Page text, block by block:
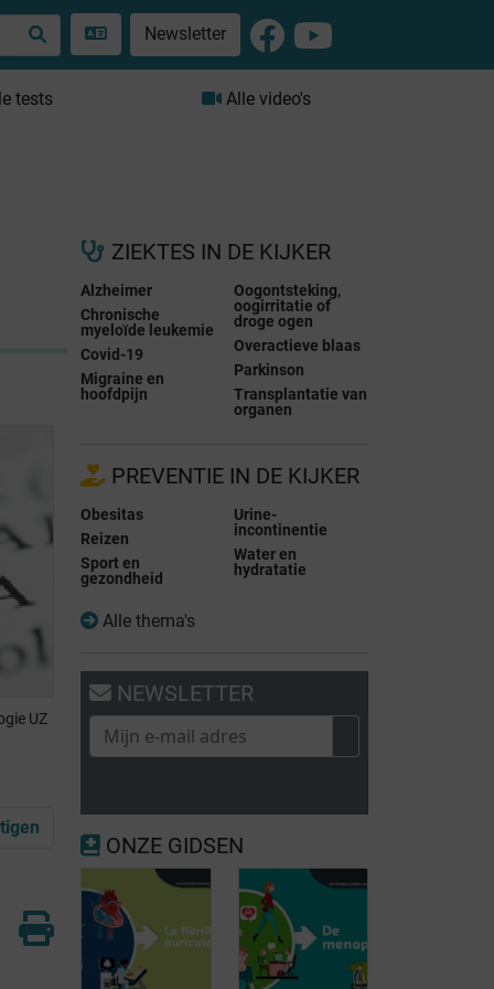
Newsletter
tests Alle video's
UZ
ZIEKTES IN DE KIJKER
Alzheimer
Chronische
myeloïde leukemie
Covid-19
Migraine en
hoofdpijn
Oogontsteking,
oogirritatie of
droge ogen
Overactieve blaas
Parkinson
Transplantatie van
organen
PREVENTIE IN DE KIJKER
Obesitas
Reizen
Sport en
gezondheid
Urine-
incontinentie
Water en
hydratatie
Alle thema's
NEWSLETTER
ONZE GIDSEN